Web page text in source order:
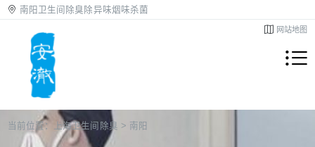
南阳卫生间除臭除异味烟味杀菌
网站地图
当前位置： 上海卫生间除臭 > 南阳